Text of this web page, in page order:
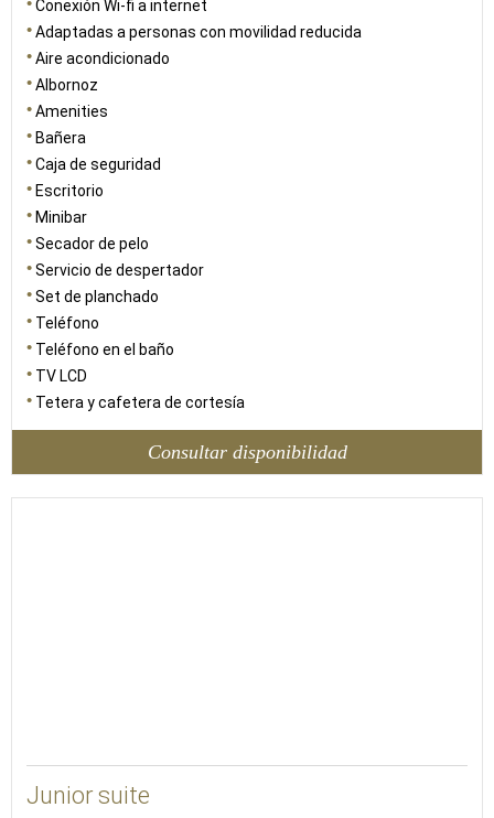
Conexión Wi-fi a internet
Adaptadas a personas con movilidad reducida
Aire acondicionado
Albornoz
Amenities
Bañera
Caja de seguridad
Escritorio
Minibar
Secador de pelo
Servicio de despertador
Set de planchado
Teléfono
Teléfono en el baño
TV LCD
Tetera y cafetera de cortesía
Consultar disponibilidad
Junior suite